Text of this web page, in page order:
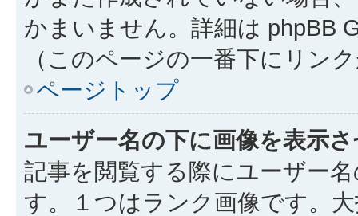
かまいません。詳細は phpBB
（このページの一番下にリン
ページトップ
ユーザー名の下に画像を表示
記事を閲覧する際にユーザー
す。１つはランク画像です。